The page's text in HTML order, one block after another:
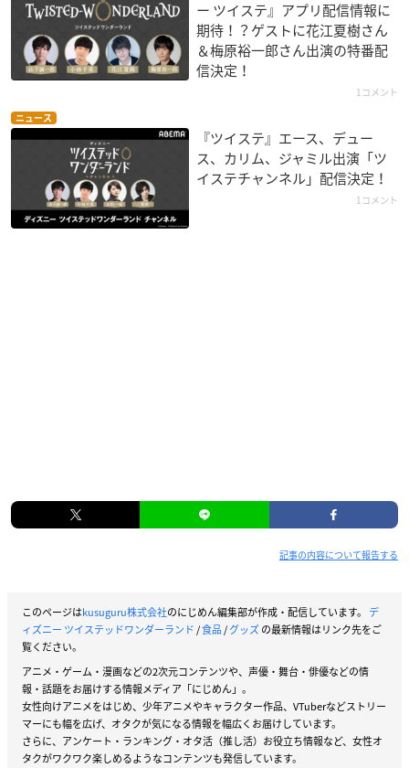
ー ツイステ』アプリ配信情報に
期待！？ゲストに花江夏樹さん
＆梅原裕一郎さん出演の特番配
信決定！
1コメント
ニュース
『ツイステ』エース、デュー
ス、カリム、ジャミル出演「ツ
イステチャンネル」配信決定！
1コメント
記事の内容について報告する
このページはkusuguru株式会社のにじめん編集部が作成・配信しています。 デ
ィズニー ツイステッドワンダーランド/食品/グッズの最新情報はリンク先をご
覧ください。
アニメ・ゲーム・漫画などの2次元コンテンツや、声優・舞台・俳優などの情
報・話題をお届けする情報メディア「にじめん」。
女性向けアニメをはじめ、少年アニメやキャラクター作品、VTuberなどストリー
マーにも幅を広げ、オタクが気になる情報を幅広くお届けしています。
さらに、アンケート・ランキング・オタ活（推し活）お役立ち情報など、女性オ
タクがワクワク楽しめるようなコンテンツも発信しています。